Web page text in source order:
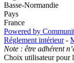
Basse-Normandie
Pays
France
Powered by
Réglement intérieur-
Note : être adhérent
Choix utilisateur pour